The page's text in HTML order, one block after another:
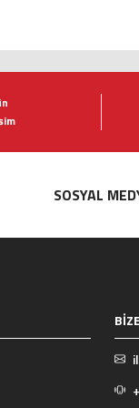
SOSYAL